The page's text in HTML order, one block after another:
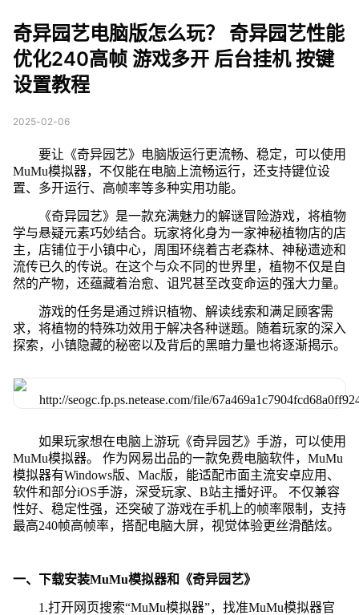
台挂机 按键设置教程
奇异园艺电脑版怎么玩？ 奇异园艺性能
优化240高帧 游戏多开 后台挂机 按键
设置教程
2025-02-06
要让《奇异园艺》电脑版运行更流畅、稳定，可以使用
MuMu模拟器，不仅能在电脑上流畅运行，还支持键位设
置、多开运行、高帧率等多种实用功能。
《奇异园艺》是一款充满魅力的解谜冒险游戏，将植物
学与悬疑元素巧妙结合。玩家将化身为一家神秘植物店的店
主，店铺位于小镇中心，周围环绕着古老森林、神秘遗迹和
流传已久的传说。在这个与众不同的世界里，植物不仅是自
然的产物，还蕴藏着治愈、诅咒甚至改变命运的强大力量。
游戏的任务是通过辨识植物、解读线索和满足顾客需
求，将植物的特殊功效用于解决各种谜题。随着玩家的深入
探索，小镇隐藏的秘密以及背后的黑暗力量也将逐渐揭示。
如果玩家想在电脑上游玩《奇异园艺》手游，可以使用
MuMu模拟器。 作为网易出品的一款免费电脑软件，MuMu
模拟器有Windows版、Mac版，能适配市面主流安卓应用、
软件和部分iOS手游，深受玩家、B站主播好评。 不仅兼容
性好、稳定性强，还突破了游戏在手机上的帧率限制，支持
最高240帧高帧率，搭配电脑大屏，视觉体验更丝滑酷炫。
一、下载安装MuMu模拟器和《奇异园艺》
1.打开网页搜索“MuMu模拟器”，找准MuMu模拟器官